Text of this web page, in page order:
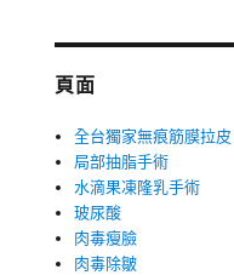
字:
頁面
全台獨家無痕筋膜拉皮
局部抽脂手術
水滴果凍隆乳手術
玻尿酸
肉毒瘦臉
肉毒除皺